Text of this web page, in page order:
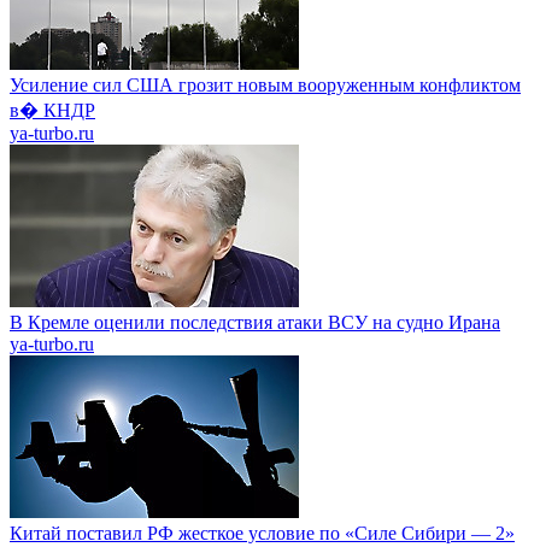
Усиление сил США грозит новым вооруженным конфликтом
в� КНДР
ya-turbo.ru
В Кремле оценили последствия атаки ВСУ на судно Ирана
ya-turbo.ru
Китай поставил РФ жесткое условие по «Силе Сибири — 2»